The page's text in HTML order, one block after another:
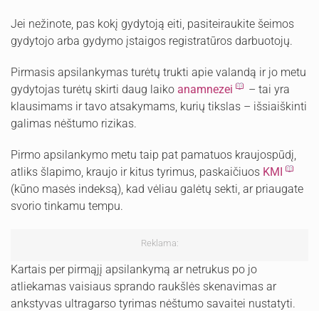
Jei nežinote, pas kokį gydytoją eiti, pasiteiraukite šeimos
gydytojo arba gydymo įstaigos registratūros darbuotojų.
Pirmasis apsilankymas turėtų trukti apie valandą ir jo metu
gydytojas turėtų skirti daug laiko anamnezei
– tai yra
klausimams ir tavo atsakymams, kurių tikslas – išsiaiškinti
galimas nėštumo rizikas.
Pirmo apsilankymo metu taip pat pamatuos kraujospūdį,
atliks šlapimo, kraujo ir kitus tyrimus, paskaičiuos KMI
(kūno masės indeksą), kad vėliau galėtų sekti, ar priaugate
svorio tinkamu tempu.
Reklama:
Kartais per pirmąjį apsilankymą ar netrukus po jo
atliekamas vaisiaus sprando raukšlės skenavimas ar
ankstyvas ultragarso tyrimas nėštumo savaitei nustatyti.